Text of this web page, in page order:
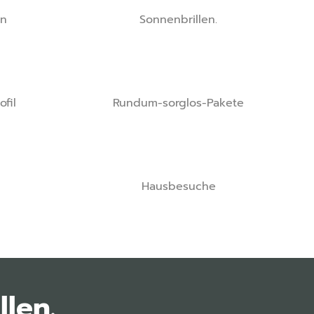
Sonnenbrillen.
Rundum-sorglos-Pakete
Hausbesuche